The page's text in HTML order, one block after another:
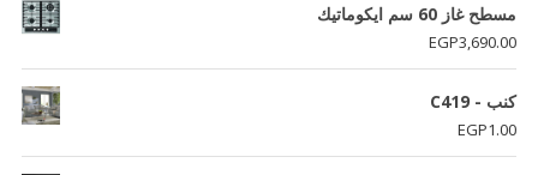
مسطح غاز 60 سم ايكوماتيك
EGP3,690.00
كنب - C419
EGP1.00